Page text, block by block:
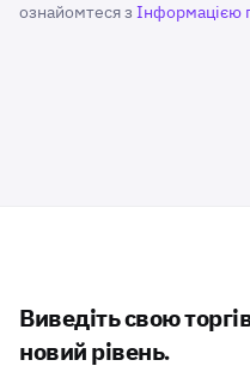
ознайомтеся з Інформацією
Виведіть свою
новий рівень.